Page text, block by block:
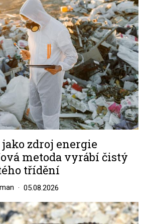
zdroj energie
metoda vyrábí čistý
třídění
05.08.2026